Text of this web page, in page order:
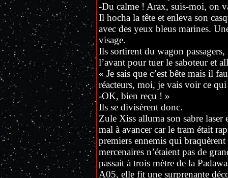
-Du calme ! Arax, suis-moi, on
Il hocha la tête et enleva son
avec des yeux bleus marines.
visage.
Ils sortirent du wagon
l’avant pour tuer le saboteur et
« Je sais que c’est bête mais il
réacteurs, moi, je vais voir ce qui
-OK, bien reçu ! »
Ils se divisèrent donc.
Zule Xiss alluma son sabre
mal à avancer car le tram était
premiers ennemis qui
mercenaires n’étaient pas de
passait à trois mètre de la
A05, elle fit une surprenante